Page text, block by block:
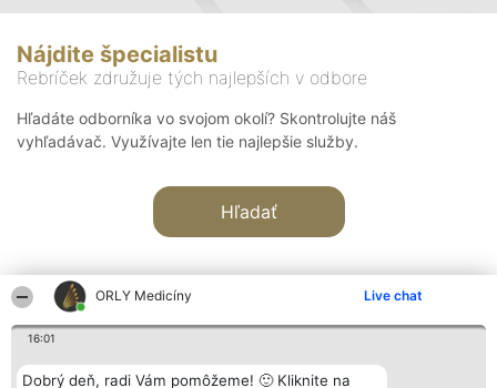
ORLY Medicíny Live chat
16:01
Dobrý deň, radi Vám pomôžeme! 🙂 Kliknite na
Nájdite špecialistu
Rebríček združuje tých najlepších v odbore
Hľadáte odborníka vo svojom okolí? Skontrolujte náš
vyhľadávač. Využívajte len tie najlepšie služby.
Hľadať
Organizátor hodnotenia Hodnotenie Kontakt